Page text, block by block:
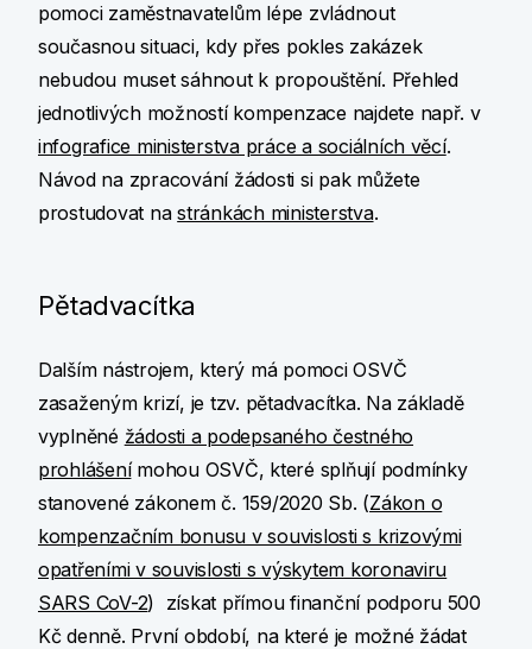
pomoci zaměstnavatelům lépe zvládnout
současnou situaci, kdy přes pokles zakázek
nebudou muset sáhnout k propouštění. Přehled
jednotlivých možností kompenzace najdete např. v
infografice ministerstva práce a sociálních věcí.
Návod na zpracování žádosti si pak můžete
prostudovat nastránkách ministerstva.
Pětadvacítka
Dalším nástrojem, který má pomoci OSVČ
zasaženým krizí, je tzv. pětadvacítka. Na základě
vyplněné žádosti a podepsaného čestného
prohlášenímohou OSVČ, které splňují podmínky
stanovené zákonem č. 159/2020 Sb. (Zákon o
kompenzačním bonusu v souvislosti s krizovými
opatřeními v souvislosti s výskytem koronaviru
SARS CoV-2) získat přímou finanční podporu 500
Kč denně. První období, na které je možné žádat